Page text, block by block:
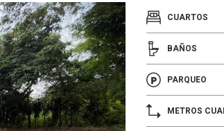
CUARTOS
BAÑOS
PARQUEO
METROS